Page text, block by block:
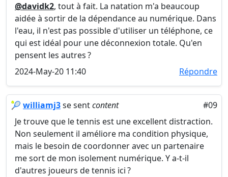
@davidk2, tout à fait. La natation m'a beaucoup
aidée à sortir de la dépendance au numérique. Dans
l'eau, il n'est pas possible d'utiliser un téléphone, ce
qui est idéal pour une déconnexion totale. Qu'en
pensent les autres ?
2024-May-20 11:40
Répondre
🎾 williamj3se sentcontent
#09
Je trouve que le tennis est une excellent distraction.
Non seulement il améliore ma condition physique,
mais le besoin de coordonner avec un partenaire
me sort de mon isolement numérique. Y a-t-il
d'autres joueurs de tennis ici ?